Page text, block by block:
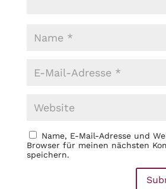
Name, E-Mail-Adresse und
Browser für meinen nächsten
speichern.